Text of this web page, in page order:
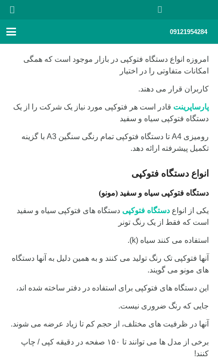
09121954284
امروزه انواع دستگاه فتوکپی در بازار موجود است که همگی
امکانات متفاوتی را در اختیار
کاربران قرار می دهند.
پارساپرینت قادر است هر فتوکپی مورد نیاز یک شرکت را از یک
دستگاه فتوکپی سیاه و سفید
رومیزی A4 تا دستگاه فتوکپی تمام رنگی سنگین A3 با گزینه
تکمیل پیشرفته ارائه دهد.
انواع دستگاه فتوکپی
دستگاه فتوکپی سیاه و سفید (مونو)
یکی از انواعدستگاه فتوکپی دستگاه های فتوکپی سیاه و سفید
است که فقط از یک رنگ تونر
استفاده می کنند سیاه (k).
آنها فتوکپی تک رنگ تولید می کنند و به همین دلیل به آنها دستگاه
های مونو می گویند.
این دستگاه های فتوکپی برای استفاده در دفتر ساخته شده اند،
جایی که رنگ ضروری نیست.
آنها در ظرفیت های مختلف، از حجم کم تا زیاد عرضه می شوند.
برخی از مدل ها می توانند تا ۱۵۰ صفحه در دقیقه کپی / چاپ
کنند!